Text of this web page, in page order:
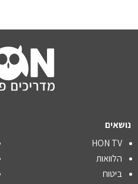
נושאים
HON TV
הלוואות
ביטוח